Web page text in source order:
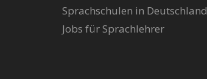
Sprachschulen in Deutschland
Jobs für Sprachlehrer